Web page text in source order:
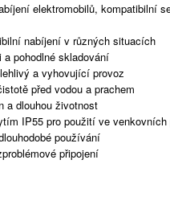
elektromobilů, kompatibilní
nabíjení v různých situacích
a pohodlné skladování
a vyhovující provoz
před vodou a prachem
a dlouhou životnost
IP55 pro použití ve venkovních
používání
připojení